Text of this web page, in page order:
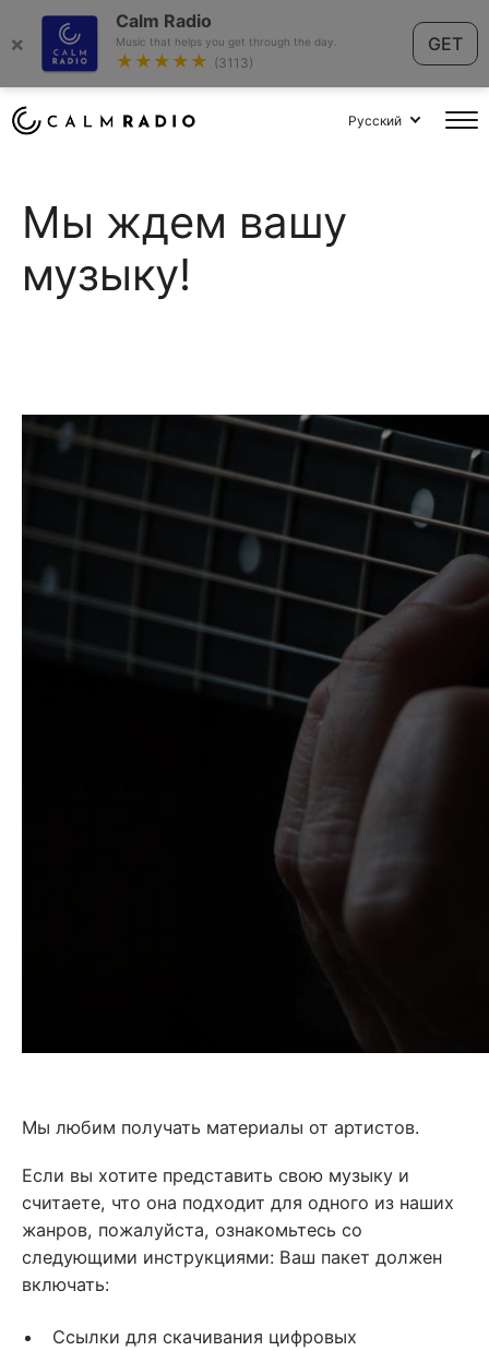
×
Calm Radio
Music that helps you get through the day.
★★★★★ (3113)
GET
Русский
Мы ждем вашу
музыку!
Мы любим получать материалы от артистов.
Если вы хотите представить свою музыку и
считаете, что она подходит для одного из наших
жанров, пожалуйста, ознакомьтесь со
следующими инструкциями: Ваш пакет должен
включать:
Ссылки для скачивания цифровых